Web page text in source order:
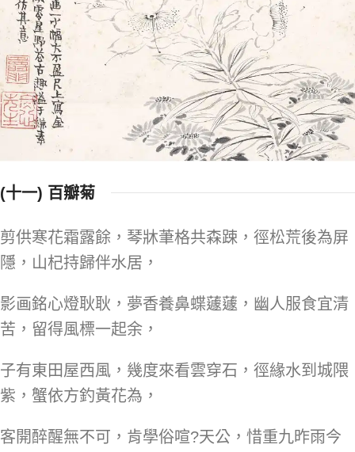
(十一) 百瓣菊
剪供寒花霜露餘，琴牀茟格共森踈，徑松荒後為屏
隱，山杞持歸伴水居，
影画銘心燈耿耿，夢香養鼻蝶蘧蘧，幽人服食宜清
苦，留得風標一起余，
子有東田屋西風，幾度來看雲穿石，徑緣水到城隈
紫，蟹依方釣黃花為，
客開醉醒無不可，肯學俗喧?天公，惜重九昨雨今